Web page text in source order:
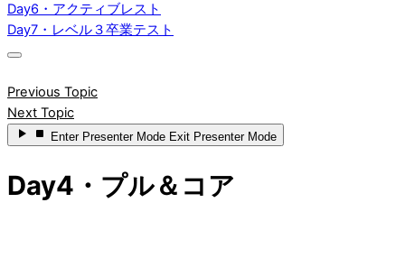
Day6・アクティブレスト
Day7・レベル３卒業テスト
Previous Topic
Next Topic
Enter Presenter Mode Exit Presenter Mode
Day4・プル＆コア